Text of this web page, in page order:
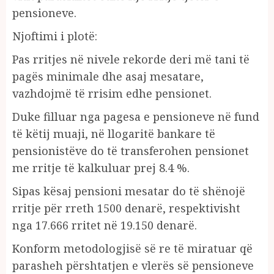
pensioneve.
Njoftimi i plotë:
Pas rritjes në nivele rekorde deri më tani të
pagës minimale dhe asaj mesatare,
vazhdojmë të rrisim edhe pensionet.
Duke filluar nga pagesa e pensioneve në fund
të këtij muaji, në llogaritë bankare të
pensionistëve do të transferohen pensionet
me rritje të kalkuluar prej 8.4 %.
Sipas kësaj pensioni mesatar do të shënojë
rritje për rreth 1500 denarë, respektivisht
nga 17.666 rritet në 19.150 denarë.
Konform metodologjisë së re të miratuar që
parasheh përshtatjen e vlerës së pensioneve